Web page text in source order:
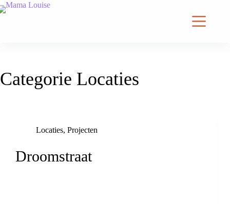
Categorie Locaties
Locaties, Projecten
Droomstraat